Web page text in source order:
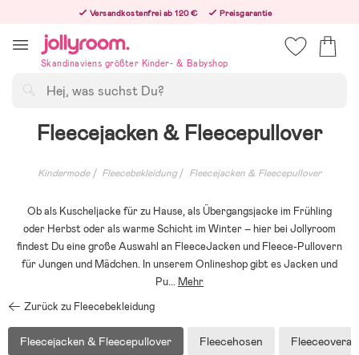
innehållet
Versandkostenfrei ab 120 €
Preisgarantie
Bestelle heute, dann versenden wir direkt nach dem Feiertag
Skandinaviens größter Kinder- & Babyshop
Fleecejacken & Fleecepullover
Kindermode Fleecebekleidung Fleecejacken & Fleecepullover
Ob als Kuscheljacke für zu Hause, als Übergangsjacke im Frühling
oder Herbst oder als warme Schicht im Winter – hier bei Jollyroom
findest Du eine große Auswahl an FleeceJacken und Fleece-Pullovern
für Jungen und Mädchen. In unserem Onlineshop gibt es Jacken und
Pu... Mehr
Zurück zu Fleecebekleidung
Fleecejacken & Fleecepullover Fleecehosen